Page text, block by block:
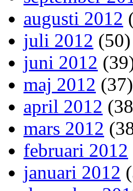
augusti 2012
juli 2012 (50)
juni 2012
maj 2012 (37)
april 2012
mars 2012
februari 2012
januari 2012